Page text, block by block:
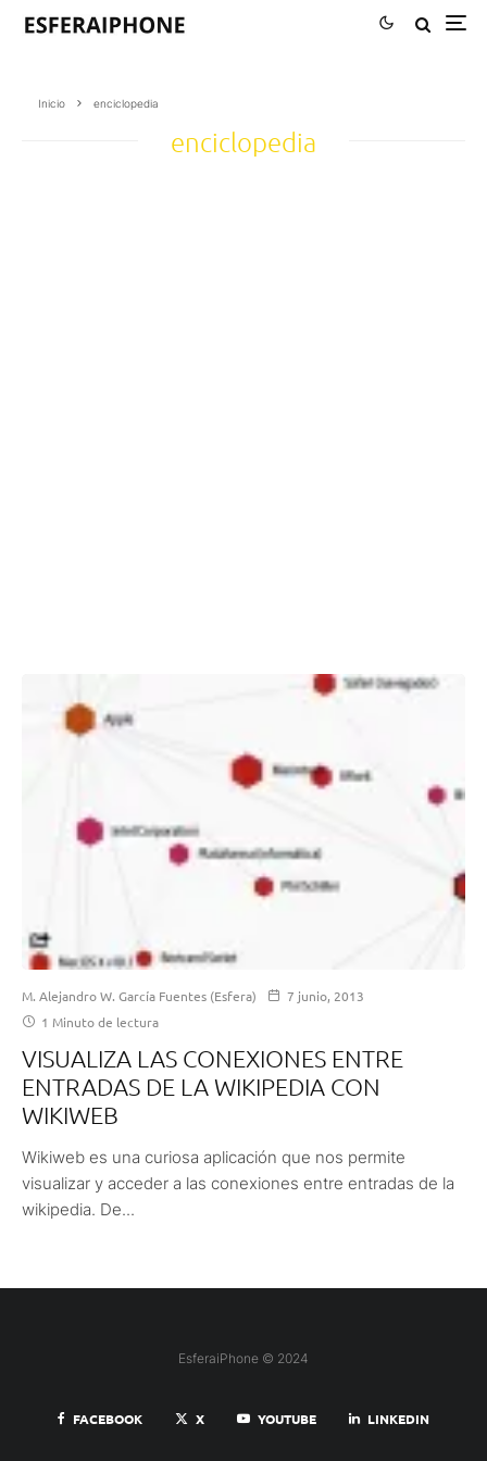
Inicio enciclopedia
enciclopedia
M. Alejandro W. García Fuentes (Esfera)
7 junio, 2013
1 Minuto de lectura
VISUALIZA LAS CONEXIONES ENTRE
ENTRADAS DE LA WIKIPEDIA CON
WIKIWEB
Wikiweb es una curiosa aplicación que nos permite
visualizar y acceder a las conexiones entre entradas de la
wikipedia. De...
EsferaiPhone © 2024
FACEBOOK X YOUTUBE LINKEDIN